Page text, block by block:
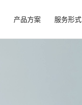
产品方案 服务形式